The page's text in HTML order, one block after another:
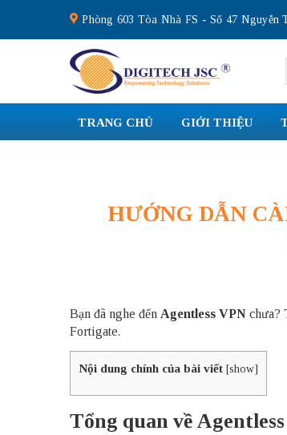
content
Phòng 603 Tòa Nhà FS - Số 47 Nguyễn
TRANG CHỦ GIỚI THIỆU
HƯỚNG DẪN
Bạn đã nghe đến Agentless VPN chưa?
Fortigate.
Nội dung chính của bài viết [show]
Tổng quan về